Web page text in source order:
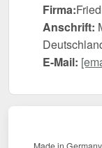
Firma:
Anschrift:
E-Mail: